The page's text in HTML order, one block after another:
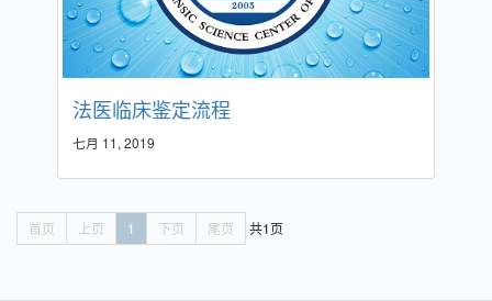
法医临床鉴定流程
七月 11, 2019
首页 上页 1 下页 尾页 共1页